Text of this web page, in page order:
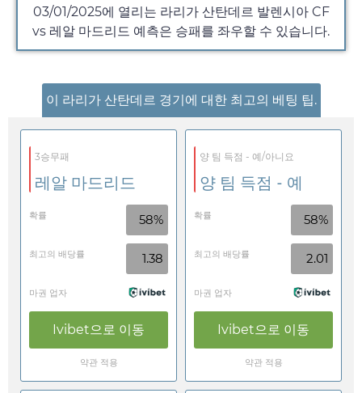
03/01/2025에 열리는 라리가 산탄데르 발렌시아 CF
vs 레알 마드리드 예측은 승패를 좌우할 수 있습니다.
이 라리가 산탄데르 경기에 대한 최고의 베팅 팁.
3승무패
레알 마드리드
확률 58%
최고의 배당률 1.38
마권 업자
Ivibet으로 이동
약관 적용
양 팀 득점 - 예/아니요
양 팀 득점 - 예
확률 58%
최고의 배당률 2.01
마권 업자
Ivibet으로 이동
약관 적용